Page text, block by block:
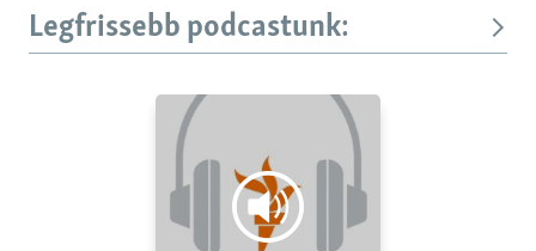
Legfrissebb podcastunk: